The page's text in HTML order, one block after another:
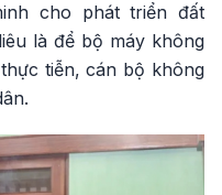
cho phát triển đất
là để bộ máy không
tiễn, cán bộ không